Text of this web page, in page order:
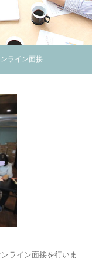
ライン面接
ライン面接を行いま